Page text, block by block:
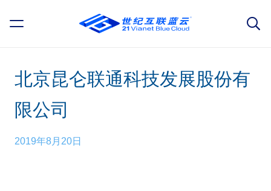
北京昆仑联通科技发展股份有
限公司
2019年8月20日